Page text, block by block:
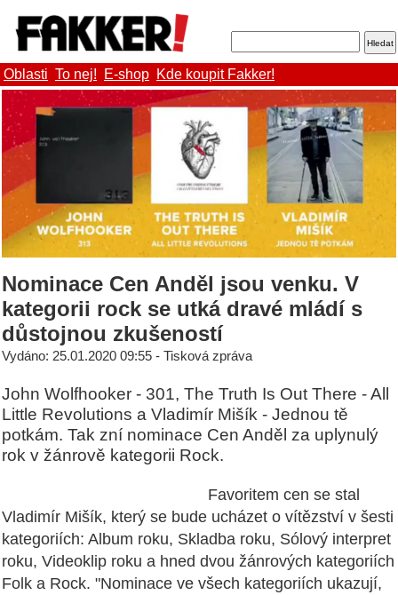
Oblasti To nej! E-shop Kde koupit Fakker!
Nominace Cen Anděl jsou venku. V
kategorii rock se utká dravé mládí s
důstojnou zkušeností
Vydáno: 25.01.2020 09:55 - Tisková zpráva
John Wolfhooker - 301, The Truth Is Out There - All
Little Revolutions a Vladimír Mišík - Jednou tě
potkám. Tak zní nominace Cen Anděl za uplynulý
rok v žánrově kategorii Rock.
Favoritem cen se stal
Vladimír Mišík, který se bude ucházet o vítězství v šesti
kategoriích: Album roku, Skladba roku, Sólový interpret
roku, Videoklip roku a hned dvou žánrových kategoriích
Folk a Rock. "Nominace ve všech kategoriích ukazují,